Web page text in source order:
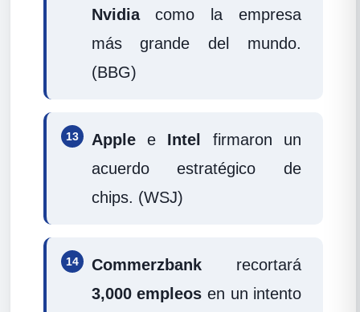
Nvidiacomo la empresa
más grande del mundo.
(BBG)
13 Applee Intel
firmaron un
acuerdo estratégico de
chips. (WSJ)
14 Commerzbankrecortará
3,000 empleos en un intento